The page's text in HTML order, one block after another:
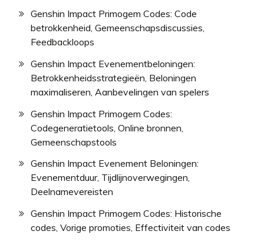
Genshin Impact Primogem Codes: Code
betrokkenheid, Gemeenschapsdiscussies,
Feedbackloops
Genshin Impact Evenementbeloningen:
Betrokkenheidsstrategieën, Beloningen
maximaliseren, Aanbevelingen van spelers
Genshin Impact Primogem Codes:
Codegeneratietools, Online bronnen,
Gemeenschapstools
Genshin Impact Evenement Beloningen:
Evenementduur, Tijdlijnoverwegingen,
Deelnamevereisten
Genshin Impact Primogem Codes: Historische
codes, Vorige promoties, Effectiviteit van codes